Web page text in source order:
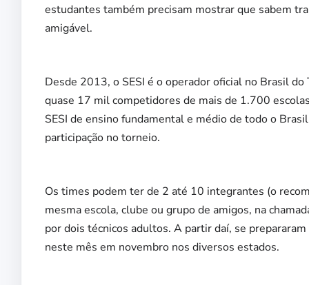
estudantes também precisam mostrar que sabem
amigável.
Desde 2013, o SESI é o operador oficial no Brasil
quase 17 mil competidores de mais de 1.700
SESI de ensino fundamental e médio de todo o
participação no torneio.
Os times podem ter de 2 até 10 integrantes (o
mesma escola, clube ou grupo de amigos, na
por dois técnicos adultos. A partir daí, se
neste mês em novembro nos diversos estados.